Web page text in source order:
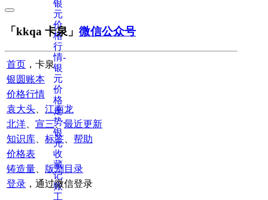
「kkqa 卡泉」 微信公众号
首页 ，卡泉
银圆账本
价格行情
袁大头
江南龙
北洋
宣三、最近更新
知识库
标签
帮助
价格表
铸造量
版别目录
登录 ，通过微信登录